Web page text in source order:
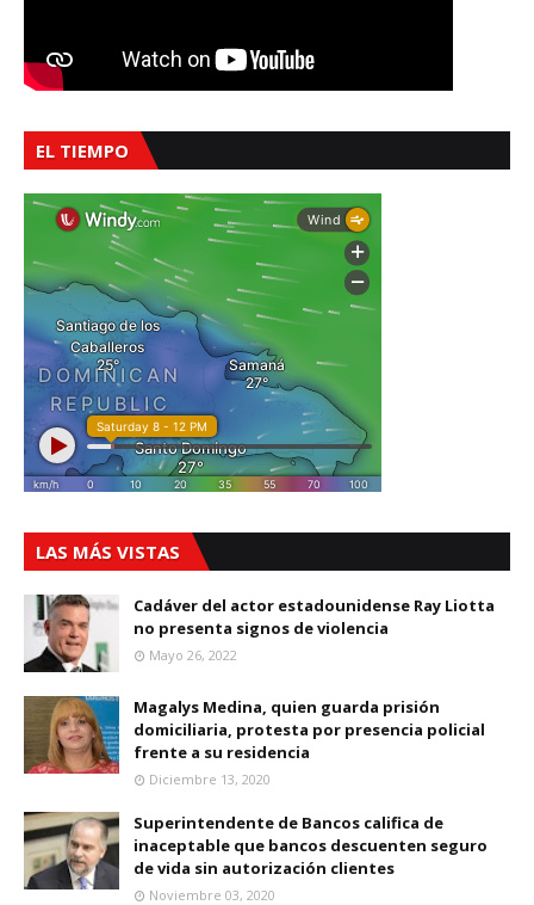
EL TIEMPO
LAS MÁS VISTAS
Cadáver del actor estadounidense Ray Liotta
no presenta signos de violencia
Mayo 26, 2022
Magalys Medina, quien guarda prisión
domiciliaria, protesta por presencia policial
frente a su residencia
Diciembre 13, 2020
Superintendente de Bancos califica de
inaceptable que bancos descuenten seguro
de vida sin autorización clientes
Noviembre 03, 2020